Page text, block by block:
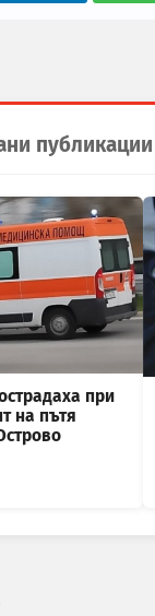
публикации
при
на пътя